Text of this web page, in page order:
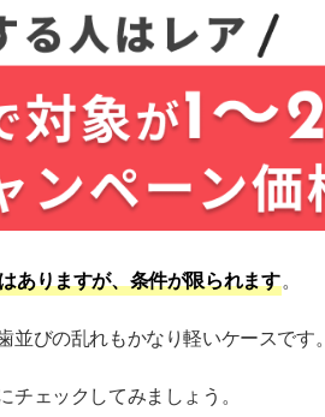
るか確認する
？
）
ありますが、条件が限られます 。
びの乱れもかなり軽いケースです。
チェックしてみましょう。